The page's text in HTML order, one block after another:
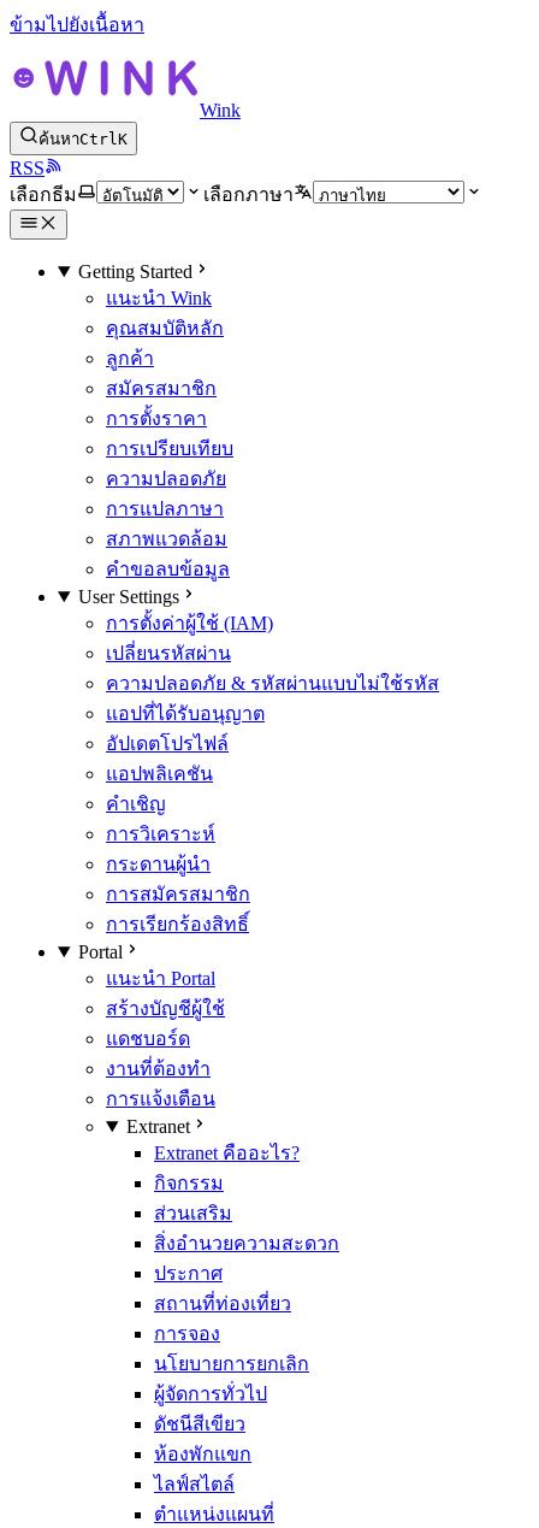
ข้ามไปยังเนื้อหา
Wink
ค้นหาCtrlK
RSS
เลือกธีม
เลือกภาษา
Getting Started
แนะนำ Wink
คุณสมบัติหลัก
ลูกค้า
สมัครสมาชิก
การตั้งราคา
การเปรียบเทียบ
ความปลอดภัย
การแปลภาษา
สภาพแวดล้อม
คำขอลบข้อมูล
User Settings
การตั้งค่าผู้ใช้ (IAM)
เปลี่ยนรหัสผ่าน
ความปลอดภัย & รหัสผ่านแบบไม่ใช้รหัส
แอปที่ได้รับอนุญาต
อัปเดตโปรไฟล์
แอปพลิเคชัน
คำเชิญ
การวิเคราะห์
กระดานผู้นำ
การสมัครสมาชิก
การเรียกร้องสิทธิ์
Portal
แนะนำ Portal
สร้างบัญชีผู้ใช้
แดชบอร์ด
งานที่ต้องทำ
การแจ้งเตือน
Extranet
Extranet คืออะไร?
กิจกรรม
ส่วนเสริม
สิ่งอำนวยความสะดวก
ประกาศ
สถานที่ท่องเที่ยว
การจอง
นโยบายการยกเลิก
ผู้จัดการทั่วไป
ดัชนีสีเขียว
ห้องพักแขก
ไลฟ์สไตล์
ตำแหน่งแผนที่